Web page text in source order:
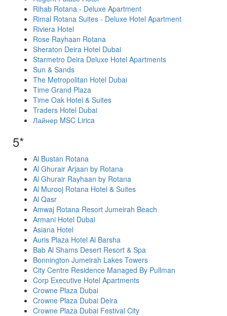
Rihab Rotana - Deluxe Apartment
Rimal Rotana Suites - Deluxe Hotel Apartment
Riviera Hotel
Rose Rayhaan Rotana
Sheraton Deira Hotel Dubai
Starmetro Deira Deluxe Hotel Apartments
Sun & Sands
The Metropolitan Hotel Dubai
Time Grand Plaza
Time Oak Hotel & Suites
Traders Hotel Dubai
Лайнер MSC Lirica
5*
Al Bustan Rotana
Al Ghurair Arjaan by Rotana
Al Ghurair Rayhaan by Rotana
Al Murooj Rotana Hotel & Suites
Al Qasr
Amwaj Rotana Resort Jumeirah Beach
Armani Hotel Dubai
Asiana Hotel
Auris Plaza Hotel Al Barsha
Bab Al Shams Desert Resort & Spa
Bonnington Jumeirah Lakes Towers
City Centre Residence Managed By Pullman
Corp Executive Hotel Apartments
Crowne Plaza Dubai
Crowne Plaza Dubai Deira
Crowne Plaza Dubai Festival City